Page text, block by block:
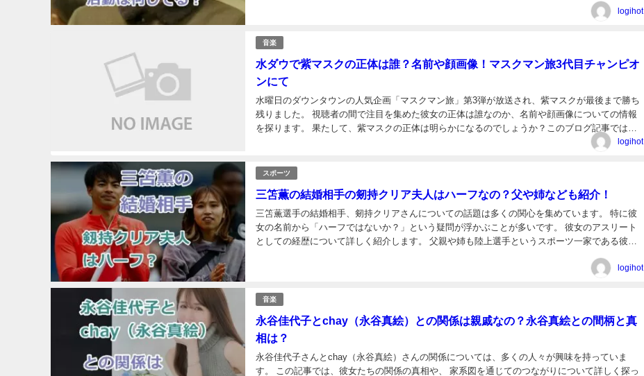
logihot
音楽
水ダウで紫マスクの正体は誰？名前や顔画像！マスクマン旅3代目チャンピオ
ンにて
水曜日のダウンタウンの人気企画「マスクマン旅」第3弾が放送され、紫マスクが最後まで勝ち
残りました。 視聴者の間で注目を集めた彼女の正体は誰なのか、名前や顔画像についての情報
を探ります。 果たして、紫マスクの正体は明らかになるのでしょうか？このブログ記事では、
logihot
スポーツ
三笘薫の結婚相手の剱持クリア夫人はハーフなの？父や姉なども紹介！
三笘薫選手の結婚相手、剱持クリアさんについての話題は多くの関心を集めています。 特に彼
女の名前から「ハーフではないか？」という疑問が浮かぶことが多いです。 彼女のアスリート
としての経歴について詳しく紹介します。 父親や姉も陸上選手というスポーツ一家である彼女
logihot
音楽
永谷佳代子とchay（永谷真絵）との関係は親戚なの？永谷真絵との間柄と真
相は？
永谷佳代子さんとchay（永谷真絵）さんの関係については、多くの人々が興味を持っていま
す。 この記事では、彼女たちの関係の真相や、 家系図を通じてのつながりについて詳しく探っ